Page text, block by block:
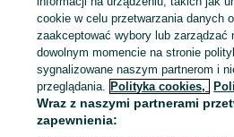
sprzedającym
Zaloguj się / Załóż konto
cookie w celu przetwarzania danych
zaakceptować wybory lub zarządzać
dowolnym momencie na stronie
sygnalizowane naszym partnerom i
przeglądania. Polityka cookies,
Wraz z naszymi partnerami
zapewnienia: